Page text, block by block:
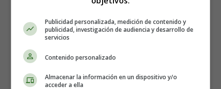
con valentía y perseverancia, y nos da la confianza
necesaria para triunfar ante cualquier adversidad 💪.
⭐️ Habilidades de autoayuda
para la superación personal
Publicidad personalizada, medición de contenido y
publicidad, investigación de audiencia y desarrollo de
servicios
Contenido personalizado
Almacenar la información en un dispositivo y/o
acceder a ella